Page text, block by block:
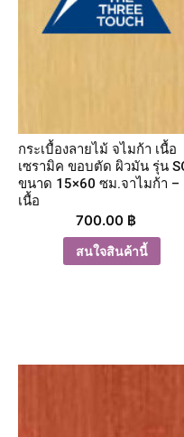
กระเบื้องลายไม้ จไมก้า เนื้อ
เซรามิค ขอบตัด ผิวมัน รุ่น
ขนาด 15×60 ซม.จาไมก้า –
เนื้อ
700.00 ฿
สนใจสินค้านี้